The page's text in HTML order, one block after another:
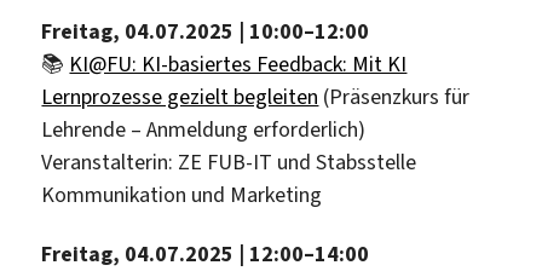
Freitag, 04.07.2025 | 10:00–12:00
📚 KI@FU: KI-basiertes Feedback: Mit KI
Lernprozesse gezielt begleiten (Präsenzkurs für
Lehrende – Anmeldung erforderlich)
Veranstalterin: ZE FUB-IT und Stabsstelle
Kommunikation und Marketing
Freitag, 04.07.2025 | 12:00–14:00